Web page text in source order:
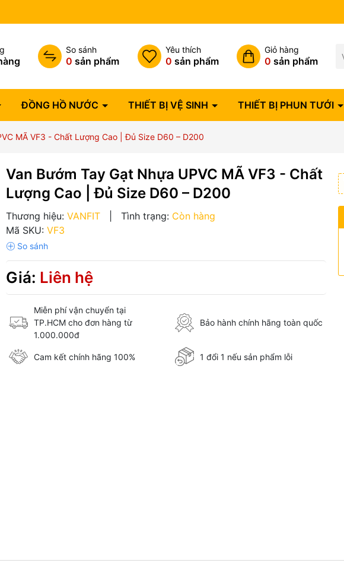
So sánh
0 sản phẩm
Yêu thích
0 sản phẩm
Giỏ hàng
0 sản phẩm
ĐỒNG HỒ NƯỚC THIẾT BỊ VỆ SINH THIẾT BỊ PHUN TƯỚI
MÃ VF3 - Chất Lượng Cao | Đủ Size D60 – D200
Van Bướm Tay Gạt Nhựa UPVC MÃ VF3 - Chất
Lượng Cao | Đủ Size D60 – D200
Thương hiệu: VANFIT Tình trạng: Còn hàng
Mã SKU: VF3
Giá: Liên hệ
Miễn phí vận chuyển tại
TP.HCM cho đơn hàng từ
1.000.000đ
Bảo hành chính hãng toàn quốc
Cam kết chính hãng 100% 1 đổi 1 nếu sản phẩm lỗi